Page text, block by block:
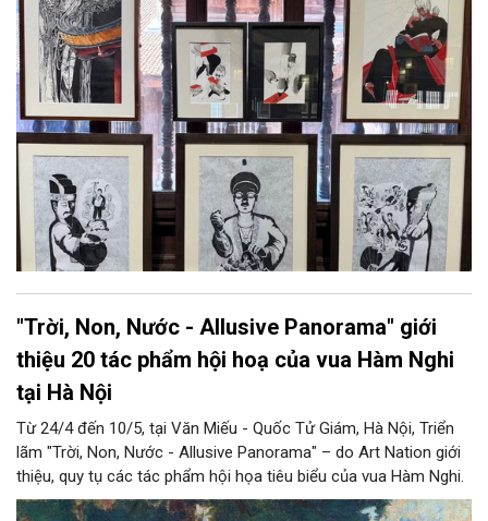
"Trời, Non, Nước - Allusive Panorama" giới
thiệu 20 tác phẩm hội hoạ của vua Hàm Nghi
tại Hà Nội
Từ 24/4 đến 10/5, tại Văn Miếu - Quốc Tử Giám, Hà Nội, Triển
lãm "Trời, Non, Nước - Allusive Panorama" – do Art Nation giới
thiệu, quy tụ các tác phẩm hội họa tiêu biểu của vua Hàm Nghi.